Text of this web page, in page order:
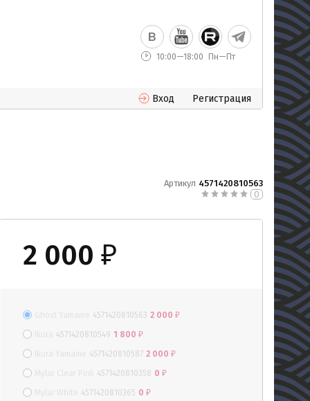
10:00—18:00
Пн—Пт
Вход Регистрация
Артикул 4571420810563
0
2 000 ₽
4571420810563 2 000 ₽
4571420810549 1 800 ₽
4571420810587 2 000 ₽
4571420810358 0 ₽
4571420810365 0 ₽